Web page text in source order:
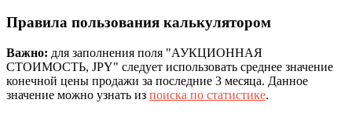
Правила пользования калькулятором
Важно: для заполнения поля "АУКЦИОННАЯ
СТОИМОСТЬ, JPY" следует использовать среднее значение
конечной цены продажи за последние 3 месяца. Данное
значение можно узнать из поиска по статистике.